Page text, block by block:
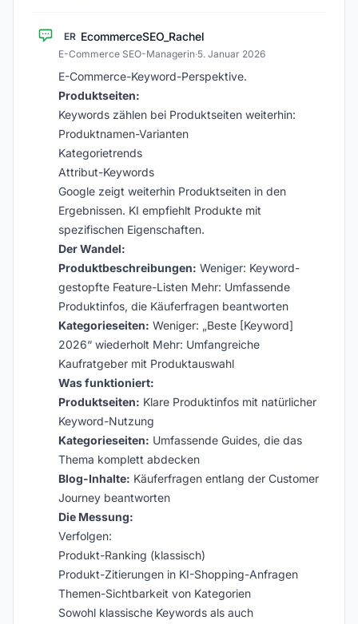
ER EcommerceSEO_Rachel
E-Commerce SEO-Managerin·5. Januar 2026
E-Commerce-Keyword-Perspektive.
Produktseiten:
Keywords zählen bei Produktseiten weiterhin:
Produktnamen-Varianten
Kategorietrends
Attribut-Keywords
Google zeigt weiterhin Produktseiten in den
Ergebnissen. KI empfiehlt Produkte mit
spezifischen Eigenschaften.
Der Wandel:
Produktbeschreibungen: Weniger: Keyword-
gestopfte Feature-Listen Mehr: Umfassende
Produktinfos, die Käuferfragen beantworten
Kategorieseiten: Weniger: „Beste [Keyword]
2026“ wiederholt Mehr: Umfangreiche
Kaufratgeber mit Produktauswahl
Was funktioniert:
Produktseiten: Klare Produktinfos mit natürlicher
Keyword-Nutzung
Kategorieseiten: Umfassende Guides, die das
Thema komplett abdecken
Blog-Inhalte: Käuferfragen entlang der Customer
Journey beantworten
Die Messung:
Verfolgen:
Produkt-Ranking (klassisch)
Produkt-Zitierungen in KI-Shopping-Anfragen
Themen-Sichtbarkeit von Kategorien
Sowohl klassische Keywords als auch